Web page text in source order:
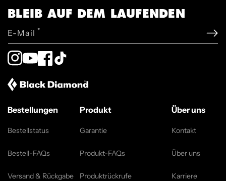
BLEIB AUF DEM LAUFENDEN
E-Mail *
Instagram
YouTubeFacebook
TikTok
Bestellungen
Bestellstatus
Bestell-FAQs
Versand & Rückgabe
Produkt
Garantie
Produkt-FAQs
Produktrückrufe
Über uns
Kontakt
Über uns
Karriere